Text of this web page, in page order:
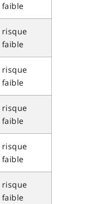
faible
risque
faible
risque
faible
risque
faible
risque
faible
risque
faible